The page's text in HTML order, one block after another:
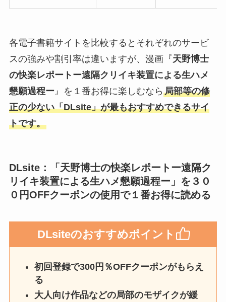
各電子書籍サイトを比較するとそれぞれのサービ
スの強みや割引率は違いますが、漫画『天野博士
の快楽レポートー遠隔クリイキ装置による生ハメ
懇願過程ー 』を１番お得に楽しむなら 局部等の修
正の少ない「DLsite」が最もおすすめできるサイ
トです。
DLsite：「天野博士の快楽レポートー遠隔ク
リイキ装置による生ハメ懇願過程ー 」を３０
０円OFFクーポンの使用で１番お得に読める
DLsiteのおすすめポイント
初回登録で300円％OFFクーポンがもらえ
る
大人向け作品などの局部のモザイクが緩